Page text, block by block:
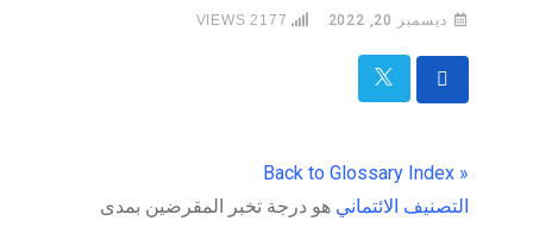
ديسمبر 20, 2022 2177
VIEWS
« Back to Glossary Index
التصنيف الائتماني هو درجة تخبر المقرضين بمدى